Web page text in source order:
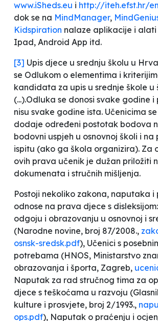
www.iSheds.eu i http://iteh.efst.hr/
dok se na MindManager,
Kidspiration nalaze aplikacije i alati
Ipad, Android App itd.
[3] Upis djece u srednju školu u
se Odlukom o elementima i
kandidata za upis u srednje škole u
(...).Odluka se donosi svake godine
nisu svake godine ista. Učenicima
dodaje određeni postotak bodova
bodovni uspjeh u osnovnoj školi i na
ispitu (ako ga škola organizira). Za
ovih prava učenik je dužan priložiti
dokumenata i stručnih mišljenja.
Postoji nekoliko zakona, naputaka i
odnose na prava djece s
odgoju i obrazovanju u osnovnoj i
(Narodne novine, broj 87/2008.,
osnsk-sredsk.pdf), Učenici s
potrebama (HNOS, Ministarstvo
obrazovanja i športa, Zagreb,
Naputak za rad stručnog tima za
djece s teškoćama u razvoju (
kulture i prosvjete, broj 2/1993.,
ops.pdf), Naputak o praćenju i